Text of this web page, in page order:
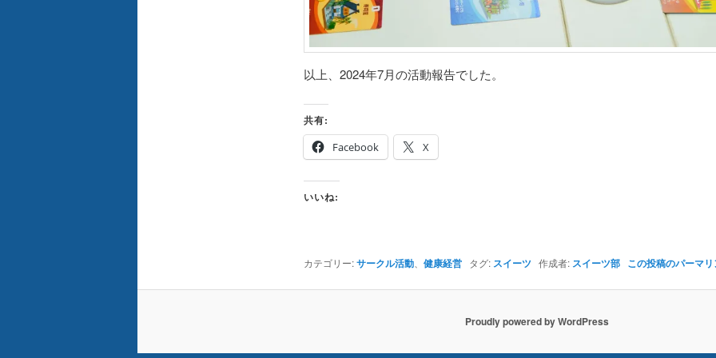
以上、2024年7月の活動報告でした。
共有:
Facebook
X
いいね:
カテゴリー:サークル活動、 健康経営タグ: スイーツ作成者: スイーツ部 この投稿のパーマ
Proudly powered by WordPress